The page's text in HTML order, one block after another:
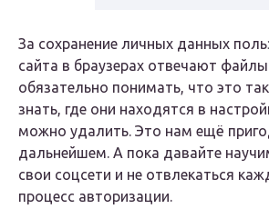
За сохранение личных данных
сайта в браузерах отвечают
обязательно понимать, что это
знать, где они находятся в
можно удалить. Это нам ещё
дальнейшем. А пока давайте
свои соцсети и не отвлекаться
процесс авторизации.